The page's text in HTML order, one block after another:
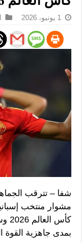
1 يونيو، 2026
شفا – تترقب
مشوار منتخب
بمدى جاهزية القوة